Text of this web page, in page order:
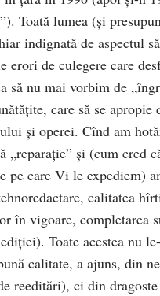
Toată lumea (şi
indignată de aspectul
erori de culegere care
nu mai vorbim de
care să se apropie
şi operei. Cînd am
şi (cum cred
pe care Vi le expediem)
calitatea
în vigoare, completarea
Toate acestea nu
calitate, a ajuns, din
reeditări), ci din